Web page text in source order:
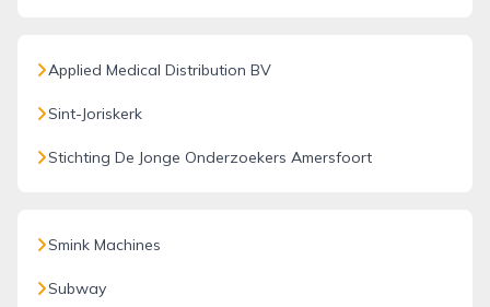
Applied Medical Distribution BV
Sint-Joriskerk
Stichting De Jonge Onderzoekers Amersfoort
Smink Machines
Subway